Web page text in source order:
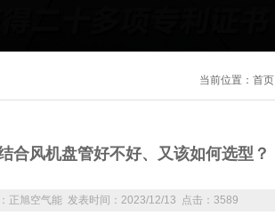
当前位置： 首页
合风机盘管好不好、又该如何选型？
正旭空气能 发表时间：2023/12/13 点击：3589